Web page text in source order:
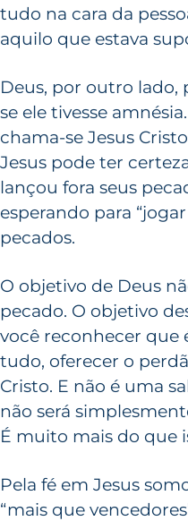
tudo na cara da
aquilo que estava
Deus, por outro lado,
se ele tivesse
chama-se Jesus
Jesus pode ter
lançou fora seus
esperando para
pecados.
O objetivo de Deus
pecado. O objetivo
você reconhecer que
tudo, oferecer o
Cristo. E não é uma
não será
É muito mais do que
Pela fé em Jesus
“mais que